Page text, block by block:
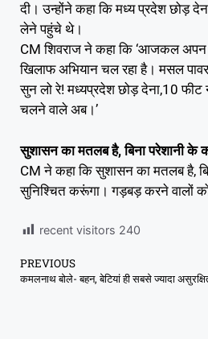
दी। उन्होंने कहा कि मध्य प्रदेश छोड़
लेने पहुंचे थे।
CM शिवराज ने कहा कि ‘आजकल अपन
खिलाफ अभियान चल रहा है। मसल
सुन लो रे! मध्यप्रदेश छोड़ देना,10
चलने वाले अब।’
सुशासन का मतलब है, बिना परेशानी के
CM ने कहा कि सुशासन का मतलब है,
सुनिश्चित करूंगा। गड़बड़ करने वालों
recent visitors 240
PREVIOUS
कमलनाथ बोले- बहन, बेटियां ही सबसे ज्यादा